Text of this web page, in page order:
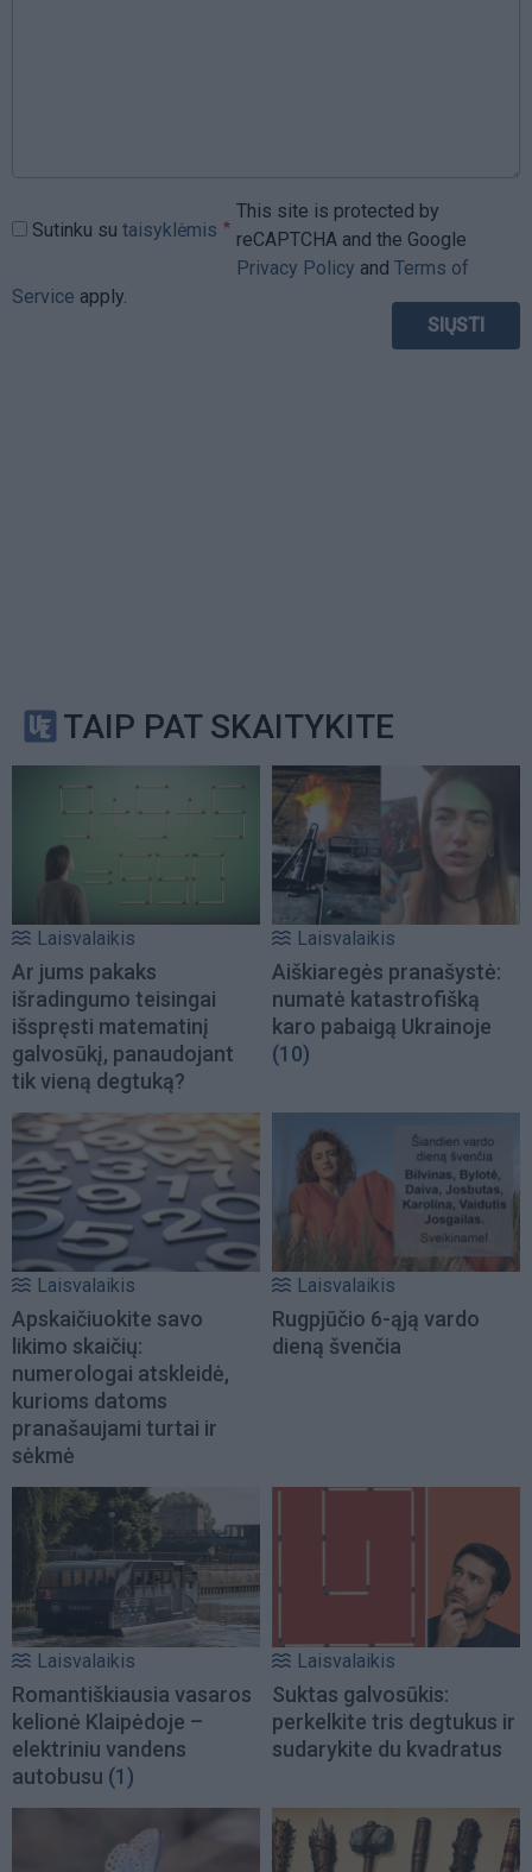
Sutinku su taisyklėmis
This site is protected by
reCAPTCHA and the Google
Privacy Policy and Terms of
Service apply.
TAIP PAT SKAITYKITE
Laisvalaikis
Ar jums pakaks
išradingumo teisingai
išspręsti matematinį
galvosūkį, panaudojant
tik vieną degtuką?
Laisvalaikis
Aiškiaregės pranašystė:
numatė katastrofišką
karo pabaigą Ukrainoje
(10)
Laisvalaikis
Apskaičiuokite savo
likimo skaičių:
numerologai atskleidė,
kurioms datoms
pranašaujami turtai ir
sėkmė
Laisvalaikis
Rugpjūčio 6-ąją vardo
dieną švenčia
Laisvalaikis
Romantiškiausia vasaros
kelionė Klaipėdoje –
elektriniu vandens
autobusu (1)
Laisvalaikis
Suktas galvosūkis:
perkelkite tris degtukus ir
sudarykite du kvadratus